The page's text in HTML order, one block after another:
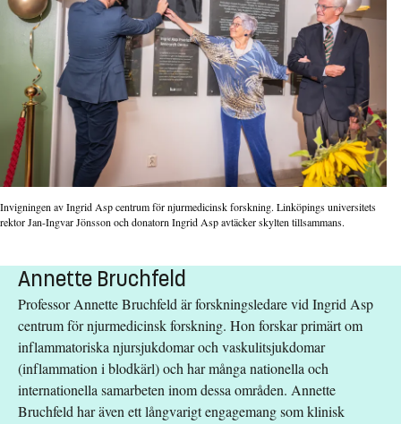
Invigningen av Ingrid Asp centrum för njurmedicinsk forskning. Linköpings universitets
rektor Jan-Ingvar Jönsson och donatorn Ingrid Asp avtäcker skylten tillsammans.
Annette Bruchfeld
Professor Annette Bruchfeld är forskningsledare vid Ingrid Asp
centrum för njurmedicinsk forskning. Hon forskar primärt om
inflammatoriska njursjukdomar och vaskulitsjukdomar
(inflammation i blodkärl) och har många nationella och
internationella samarbeten inom dessa områden. Annette
Bruchfeld har även ett långvarigt engagemang som klinisk